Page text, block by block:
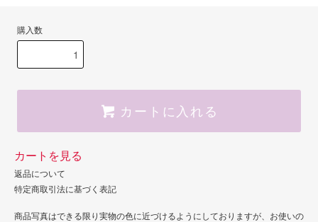
購入数
カートに入れる
カートを見る
返品について
特定商取引法に基づく表記
商品写真はできる限り実物の色に近づけるようにしておりますが、お使いの